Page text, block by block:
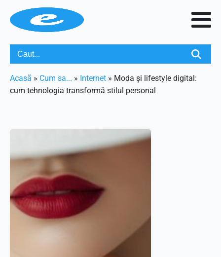
Acasã » Cum sa... » Internet » Moda și lifestyle digital:
cum tehnologia transformă stilul personal